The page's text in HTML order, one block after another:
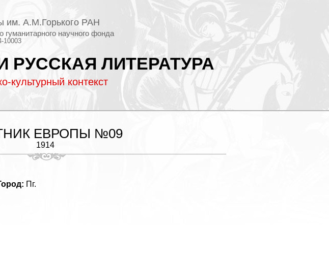
им. А.М.Горького РАН
гуманитарного научного фонда
10003
ЛИТЕРАТУРА
культурный контекст
ЕВРОПЫ №09
1914
Пг.